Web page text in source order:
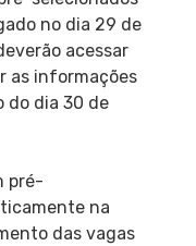
no dia 29 de
acessar
as informações
do dia 30 de
pré-
na
das vagas